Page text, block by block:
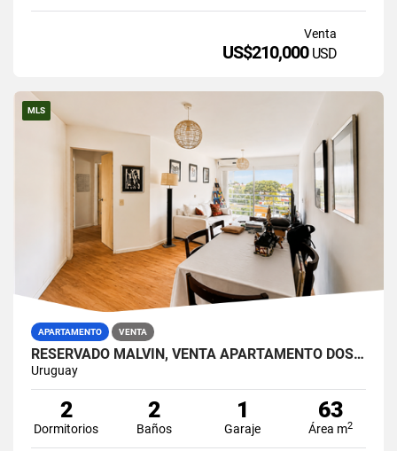
Venta
US$210,000 USD
MLS
APARTAMENTO VENTA
RESERVADO MALVÍN, VENTA APARTAMENTO DOS DORMITORIOS, BALCÓN, GARAJE
Uruguay
2
Dormitorios
2
Baños
1
Garaje
63
Área m2